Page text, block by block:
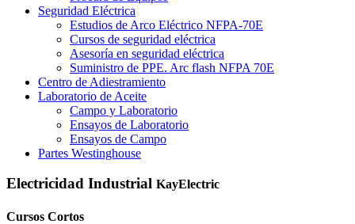
Seguridad Eléctrica
Estudios de Arco Eléctrico NFPA-70E
Cursos de seguridad eléctrica
Asesoría en seguridad eléctrica
Suministro de PPE. Arc flash NFPA 70E
Centro de Adiestramiento
Laboratorio de Aceite
Campo y Laboratorio
Ensayos de Laboratorio
Ensayos de Campo
Partes Westinghouse
Electricidad Industrial KayElectric
Cursos Cortos